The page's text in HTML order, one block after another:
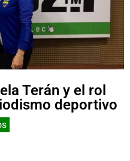
Terán y el rol
deportivo